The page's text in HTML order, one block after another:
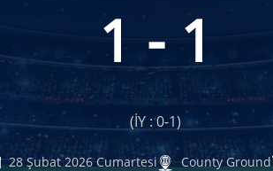
1 - 1
(İY : 0-1)
28 Şubat 2026 Cumartesi County Ground